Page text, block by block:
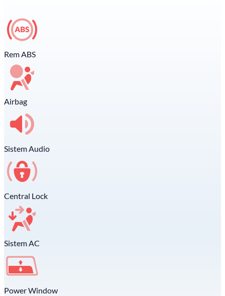
Rem ABS
Airbag
Sistem Audio
Central Lock
Sistem AC
Power Window